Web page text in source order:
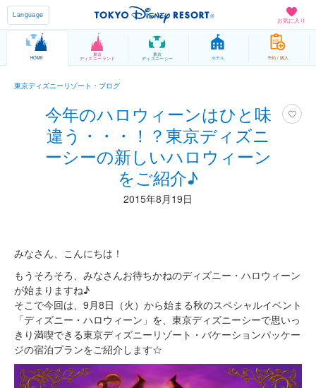
お気に入り
Language
HOME
東京
ディズニーランド
東京
ディズニーシー ホテル 予約 / 購入
東京ディズニーリゾート・ブログ
今年のハロウィーンはひと味
違う・・・！？東京ディズニ
ーシーの新しいハロウィーン
をご紹介♪
2015年8月19日
みなさん、こんにちは！
もうそろそろ、みなさんお待ちかねのディズニー・ハロウィーン
が始まりますね♪
そこで今回は、9月8日（火）から始まる秋のスペシャルイベント
「ディズニー・ハロウィーン」を、東京ディズニーシーで思いっ
きり満喫できる東京ディズニーリゾート・バケーションパッケー
ジの宿泊プランをご紹介します☆